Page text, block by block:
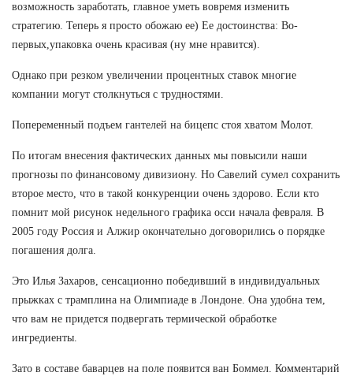
возможность заработать, главное уметь вовремя изменить
стратегию. Теперь я просто обожаю ее) Ее достоинства: Во-
первых,упаковка очень красивая (ну мне нравится).
Однако при резком увеличении процентных ставок многие
компании могут столкнуться с трудностями.
Попеременный подъем гантелей на бицепс стоя хватом Молот.
По итогам внесения фактических данных мы повысили наши
прогнозы по финансовому дивизиону. Но Савелий сумел сохранить
второе место, что в такой конкуренции очень здорово. Если кто
помнит мой рисунок недельного графика осси начала февраля. В
2005 году Россия и Алжир окончательно договорились о порядке
погашения долга.
Это Илья Захаров, сенсационно победивший в индивидуальных
прыжках с трамплина на Олимпиаде в Лондоне. Она удобна тем,
что вам не придется подвергать термической обработке
ингредиенты.
Зато в составе баварцев на поле появится ван Боммел. Комментарий